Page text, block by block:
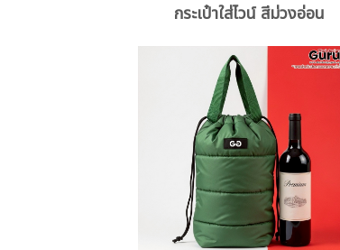
กระเป๋าใส่ไวน์ สีม่วงอ่อน